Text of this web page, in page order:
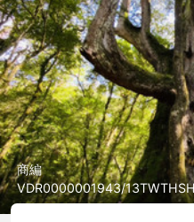
商編
VDR0000001943/